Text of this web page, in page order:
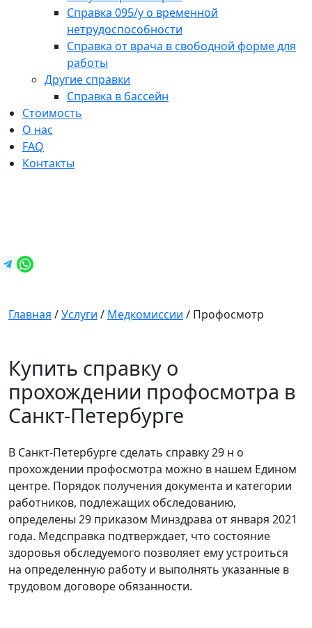
Справка 095/у о временной
нетрудоспособности
Справка от врача в свободной форме для
работы
Другие справки
Справка в бассейн
Стоимость
О нас
FAQ
Контакты
Главная /Услуги / Медкомиссии / Профосмотр
Купить справку о
прохождении профосмотра в
Санкт-Петербурге
В Санкт-Петербурге сделать справку 29 н о
прохождении профосмотра можно в нашем Едином
центре. Порядок получения документа и категории
работников, подлежащих обследованию,
определены 29 приказом Минздрава от января 2021
года. Медсправка подтверждает, что состояние
здоровья обследуемого позволяет ему устроиться
на определенную работу и выполнять указанные в
трудовом договоре обязанности.